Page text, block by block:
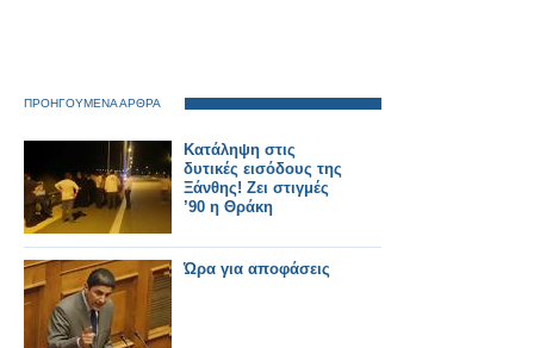
ΠΡΟΗΓΟΥΜΕΝΑ ΑΡΘΡΑ
Κατάληψη στις
δυτικές εισόδους της
Ξάνθης! Ζει στιγμές
’90 η Θράκη
Ώρα για αποφάσεις